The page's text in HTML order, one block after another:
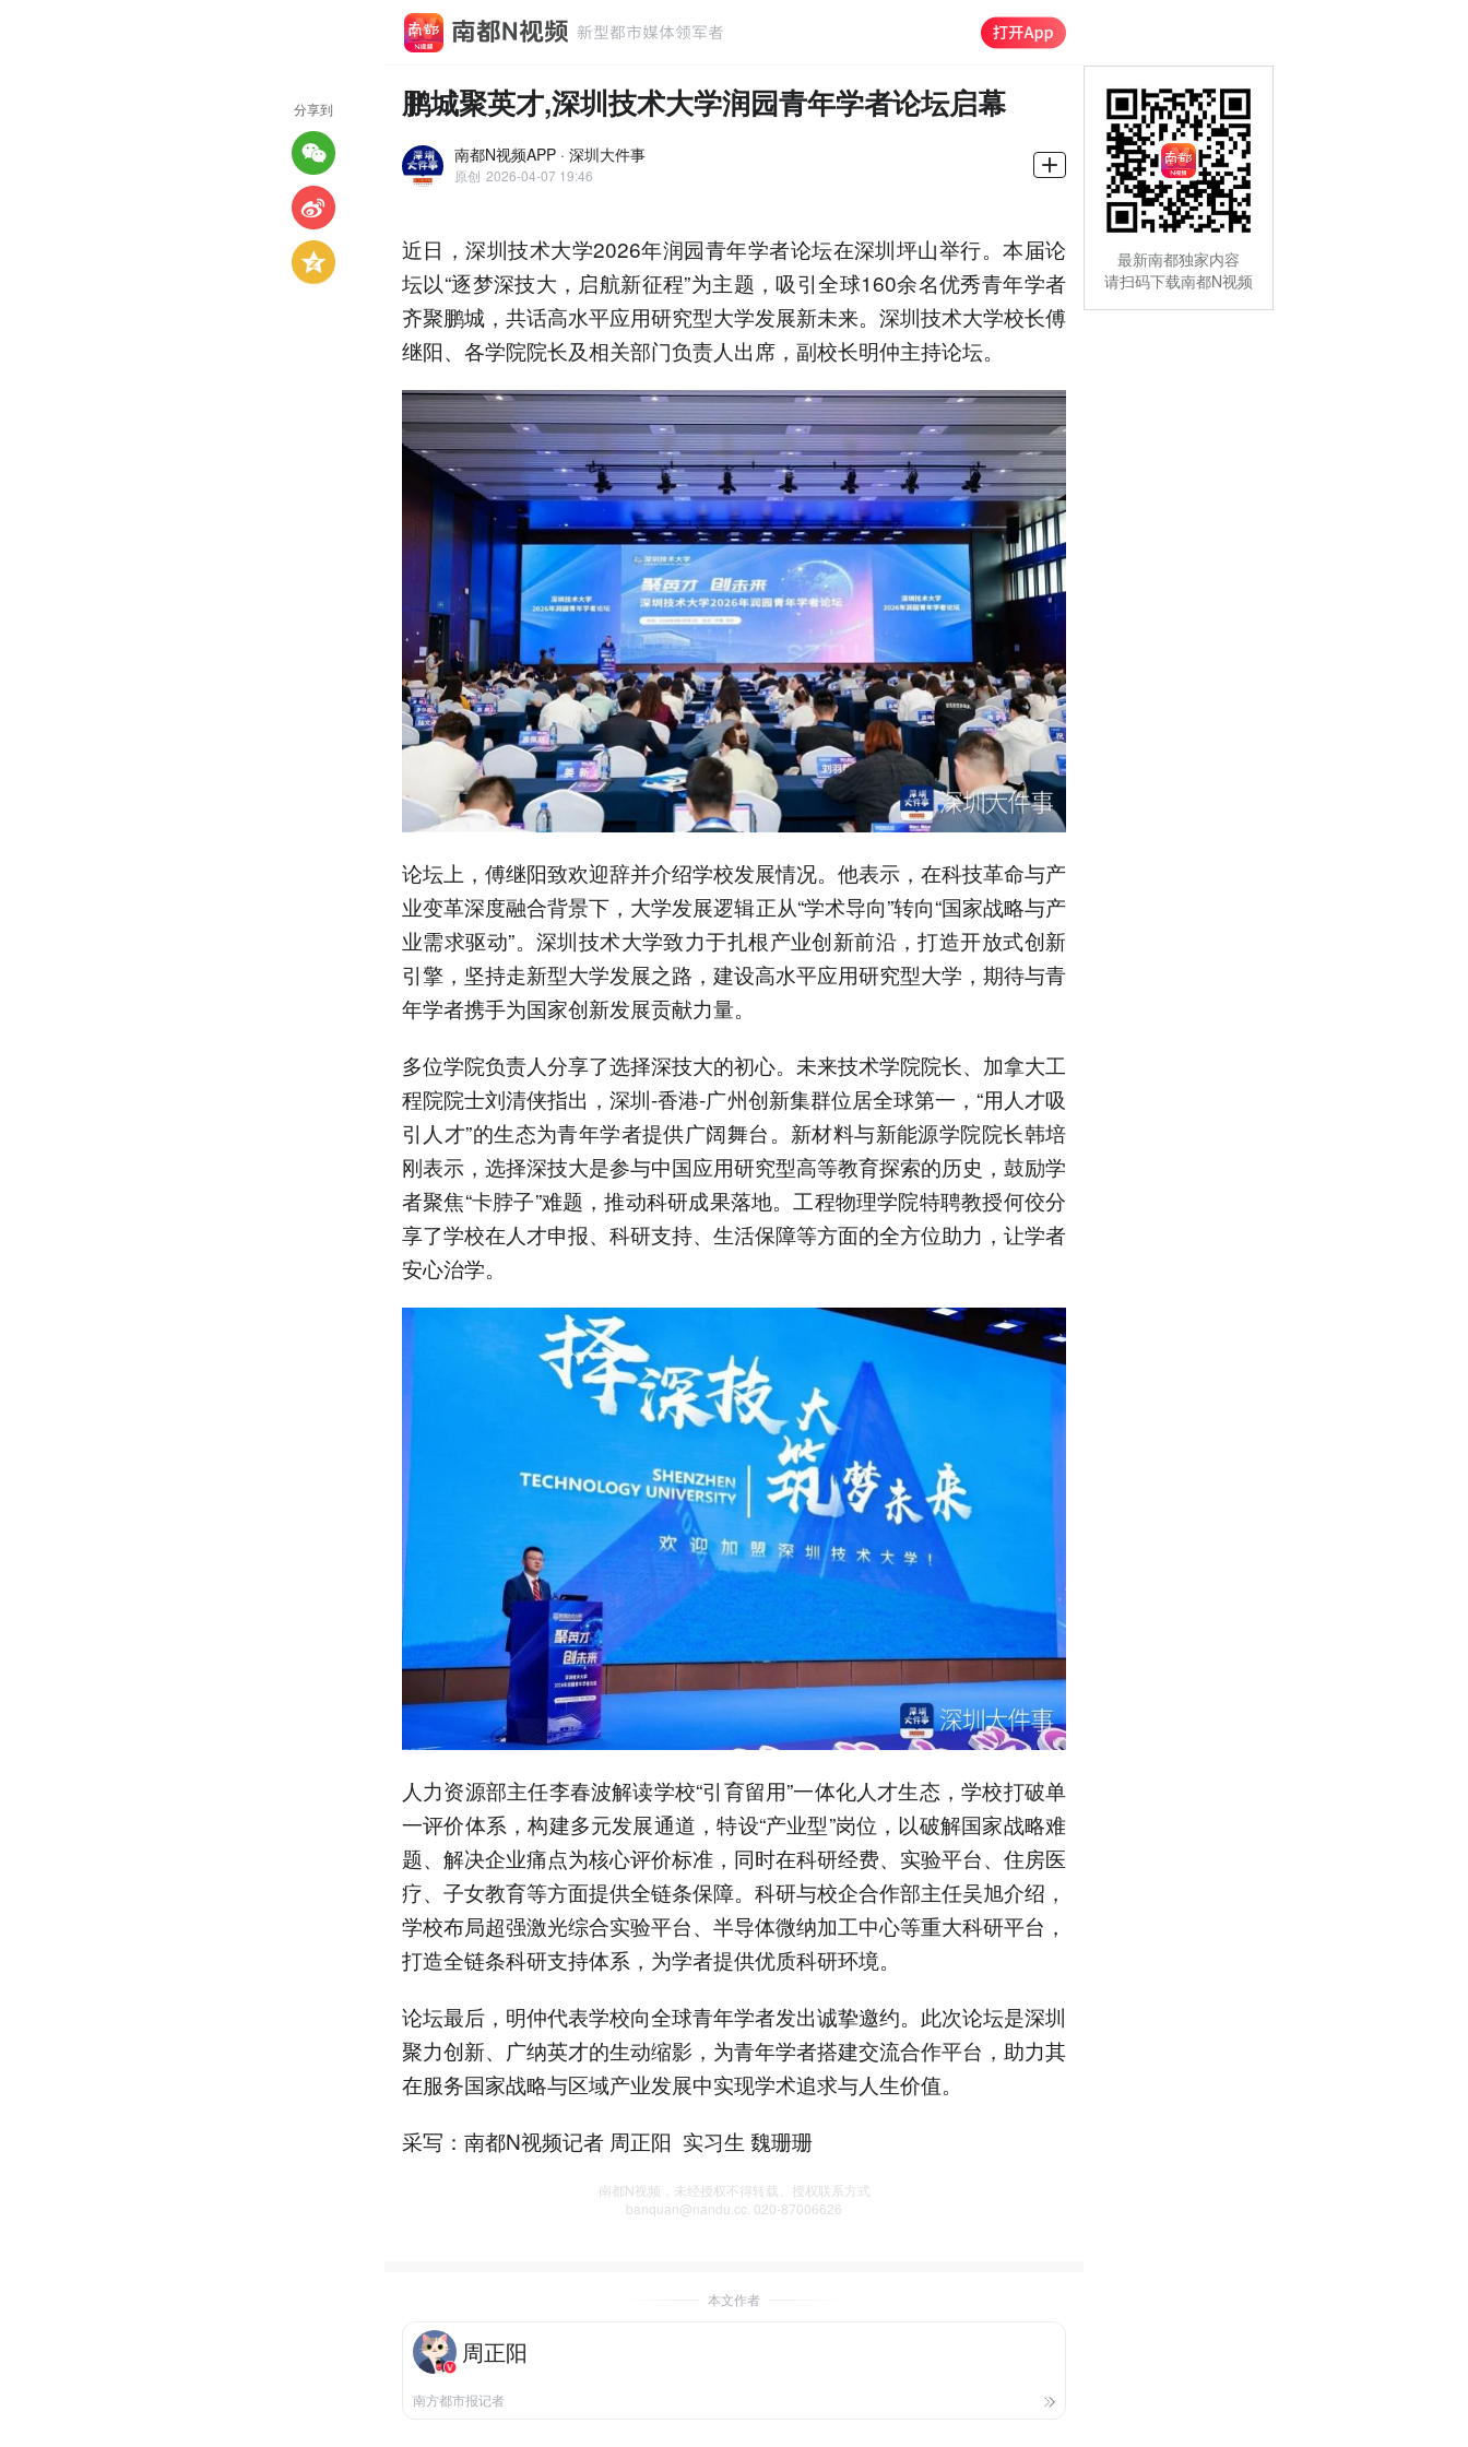
鹏城聚英才,深圳技术大学润园青年学者论坛启幕
南都N视频APP · 深圳大件事
原创 2026-04-07 19:46
近日，深圳技术大学2026年润园青年学者论坛在深圳坪山举行。本届论
坛以“逐梦深技大，启航新征程”为主题，吸引全球160余名优秀青年学者
齐聚鹏城，共话高水平应用研究型大学发展新未来。深圳技术大学校长傅
继阳、各学院院长及相关部门负责人出席，副校长明仲主持论坛。
论坛上，傅继阳致欢迎辞并介绍学校发展情况。他表示，在科技革命与产
业变革深度融合背景下，大学发展逻辑正从“学术导向”转向“国家战略与产
业需求驱动”。深圳技术大学致力于扎根产业创新前沿，打造开放式创新
引擎，坚持走新型大学发展之路，建设高水平应用研究型大学，期待与青
年学者携手为国家创新发展贡献力量。
多位学院负责人分享了选择深技大的初心。未来技术学院院长、加拿大工
程院院士刘清侠指出，深圳-香港-广州创新集群位居全球第一，“用人才吸
引人才”的生态为青年学者提供广阔舞台。新材料与新能源学院院长韩培
刚表示，选择深技大是参与中国应用研究型高等教育探索的历史，鼓励学
者聚焦“卡脖子”难题，推动科研成果落地。工程物理学院特聘教授何佼分
享了学校在人才申报、科研支持、生活保障等方面的全方位助力，让学者
安心治学。
人力资源部主任李春波解读学校“引育留用”一体化人才生态，学校打破单
一评价体系，构建多元发展通道，特设“产业型”岗位，以破解国家战略难
题、解决企业痛点为核心评价标准，同时在科研经费、实验平台、住房医
疗、子女教育等方面提供全链条保障。科研与校企合作部主任吴旭介绍，
学校布局超强激光综合实验平台、半导体微纳加工中心等重大科研平台，
打造全链条科研支持体系，为学者提供优质科研环境。
论坛最后，明仲代表学校向全球青年学者发出诚挚邀约。此次论坛是深圳
聚力创新、广纳英才的生动缩影，为青年学者搭建交流合作平台，助力其
在服务国家战略与区域产业发展中实现学术追求与人生价值。
采写：南都N视频记者 周正阳 实习生 魏珊珊
南都N视频，未经授权不得转载、授权联系方式
banquan@nandu.cc. 020-87006626
本文作者
周正阳
南方都市报记者
分享到
最新南都独家内容
请扫码下载南都N视频